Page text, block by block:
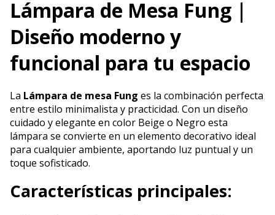
Lámpara de Mesa Fung |
Diseño moderno y
funcional para tu espacio
La Lámpara de mesa Fung es la combinación perfecta
entre estilo minimalista y practicidad. Con un diseño
cuidado y elegante en color Beige o Negro esta
lámpara se convierte en un elemento decorativo ideal
para cualquier ambiente, aportando luz puntual y un
toque sofisticado.
Características principales: